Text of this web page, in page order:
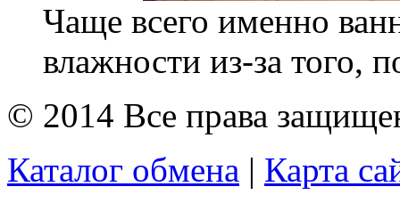
Чаще всего именно
влажности из-за того,
© 2014 Все права
Каталог обмена | Карта